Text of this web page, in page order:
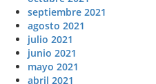
septiembre 2021
agosto 2021
julio 2021
junio 2021
mayo 2021
abril 2021